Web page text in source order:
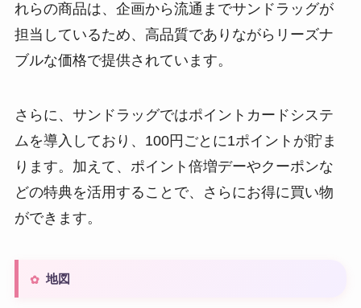
れらの商品は、企画から流通までサンドラッグが
担当しているため、高品質でありながらリーズナ
ブルな価格で提供されています。
さらに、サンドラッグではポイントカードシステ
ムを導入しており、100円ごとに1ポイントが貯ま
ります。加えて、ポイント倍増デーやクーポンな
どの特典を活用することで、さらにお得に買い物
ができます。
地図